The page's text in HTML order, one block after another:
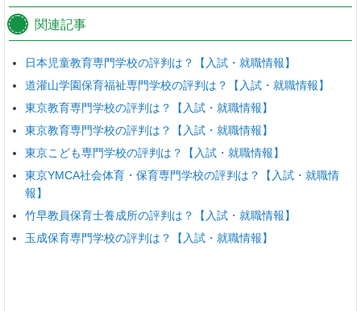
関連記事
日本児童教育専門学校の評判は？【入試・就職情報】
道灌山学園保育福祉専門学校の評判は？【入試・就職情報】
東京教育専門学校の評判は？【入試・就職情報】
東京教育専門学校の評判は？【入試・就職情報】
東京こども専門学校の評判は？【入試・就職情報】
東京YMCA社会体育・保育専門学校の評判は？【入試・就職情
報】
竹早教員保育士養成所の評判は？【入試・就職情報】
玉成保育専門学校の評判は？【入試・就職情報】